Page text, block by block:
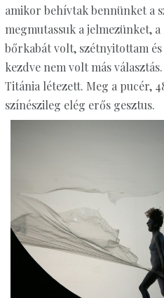
amikor behívtak bennünket a
megmutassuk a jelmezünket,
bőrkabát volt, szétnyitottam
kezdve nem volt más
Titánia létezett. Meg a pucér,
színészileg elég erős gesztus.